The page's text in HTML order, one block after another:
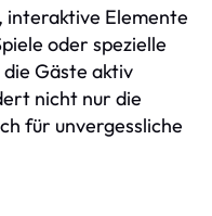
interaktive Elemente
oder spezielle
Gäste aktiv
nicht nur die
für unvergessliche